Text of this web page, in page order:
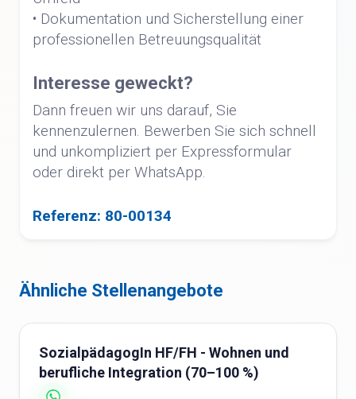
• Dokumentation und Sicherstellung einer
professionellen Betreuungsqualität
Interesse geweckt?
Dann freuen wir uns darauf, Sie
kennenzulernen. Bewerben Sie sich schnell
und unkompliziert per Expressformular
oder direkt per WhatsApp.
Referenz: 80-00134
Ähnliche Stellenangebote
SozialpädagogIn HF/FH - Wohnen und
berufliche Integration (70–100 %)